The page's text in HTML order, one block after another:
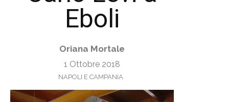
Eboli
Oriana Mortale
1 Ottobre 2018
NAPOLI E CAMPANIA